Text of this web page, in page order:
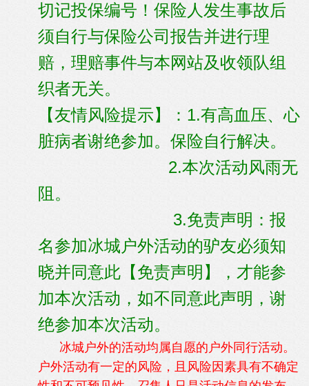
切记投保编号！保险人发生事故后
须自行与保险公司报告并进行理
赔，理赔事件与本网站及收领队组
织者无关。
【友情风险提示】：1.有高血压、心
脏病者谢绝参加。保险自行解决。
2.本次活动风雨无
阻。
3.免责声明：报
名参加冰城户外活动的驴友必须知
晓并同意此【免责声明】，才能参
加本次活动，如不同意此声明，谢
绝参加本次活动。
冰城户外的活动均属自愿的户外同行活动。
户外活动有一定的风险，且风险因素具有不确定